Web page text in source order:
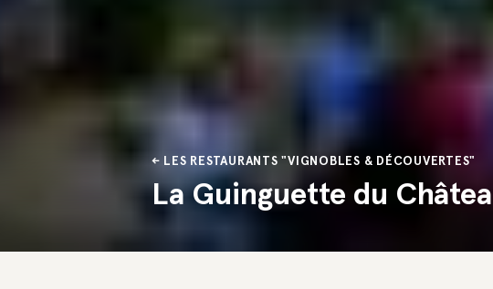
LES RESTAURANTS "VIGNOBLES & DÉCOUVERTES"
La Guinguette du